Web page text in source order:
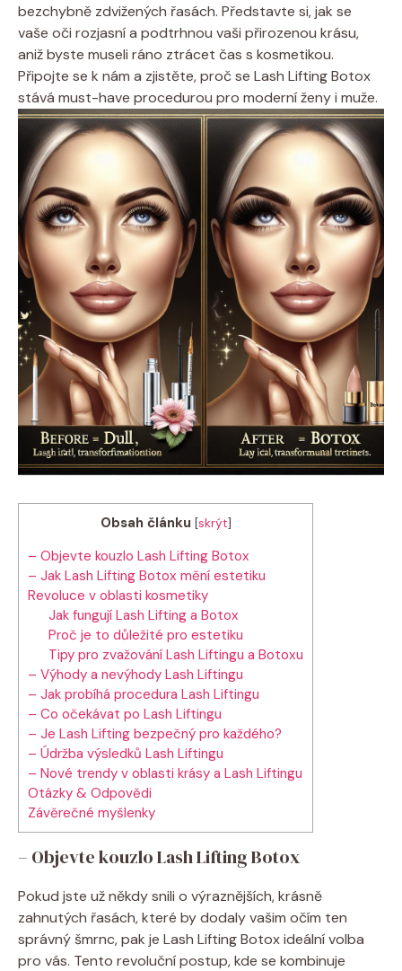
bezchybně zdvižených řasách. Představte si, jak se
vaše oči rozjasní a podtrhnou vaši přirozenou krásu,
aniž byste museli ráno ztrácet čas s kosmetikou.
Připojte se k nám a zjistěte, proč se Lash Lifting Botox
stává must-have procedurou pro moderní ženy i muže.
Obsah článku [skrýt]
– Objevte kouzlo Lash Lifting Botox
– Jak Lash Lifting Botox mění estetiku
Revoluce v oblasti kosmetiky
Jak fungují Lash Lifting a Botox
Proč je to důležité pro estetiku
Tipy pro zvažování Lash Liftingu a Botoxu
– Výhody a nevýhody Lash Liftingu
– Jak probíhá procedura Lash Liftingu
– Co očekávat po Lash Liftingu
– Je Lash Lifting bezpečný pro každého?
– Údržba výsledků Lash Liftingu
– Nové trendy v oblasti krásy a Lash Liftingu
Otázky & Odpovědi
Závěrečné myšlenky
– Objevte kouzlo Lash Lifting Botox
Pokud jste už někdy snili o výraznějších, krásně
zahnutých řasách, které by dodaly vašim očím ten
správný šmrnc, pak je Lash Lifting Botox ideální volba
pro vás. Tento revoluční postup, kde se kombinuje